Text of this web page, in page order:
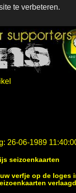
te verbeteren.
26-06-1989
seizoenkaarten
verfje op de